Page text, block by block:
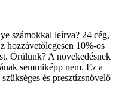
számokkal leírva? 24 cég,
hozzávetőlegesen 10%-os
Örülünk? A növekedésnek
semmiképp nem. Ez a
és presztízsnövelő